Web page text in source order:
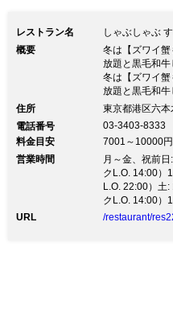
レストラン名
しゃぶしゃぶ
概要
冬は【ズワイ
放題と黒毛和牛
冬は【ズワイ
放題と黒毛和牛
【宴会プラン】
【ズワイ蟹も食
題】黒毛和牛
等 八山のしゃ
実した個室も2
す。 【Xmas特
ゃぶコース等
願いたします
住所
東京都港区六
電話番号
03-3403-8333
料金目安
7001～10000円
営業時間
月～金、祝前
クL.O. 14:00）
L.O. 22:00）土
クL.O. 14:00）
L.O. 22:00）日
URL /restaurant/